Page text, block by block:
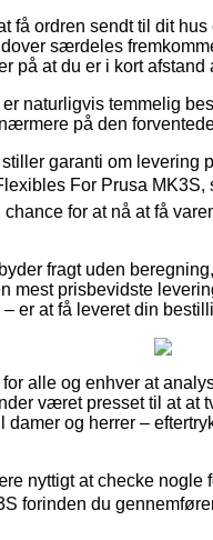
få ordren sendt til dit
særdeles
på at du er i kort
naturligvis temmelig
på den
garanti om
For Prusa
for at nå at få
fragt uden
mest prisbevidste
er at få leveret din
alle og enhver at
været presset til at at
og herrer –
nyttigt at checke nogle
forinden du